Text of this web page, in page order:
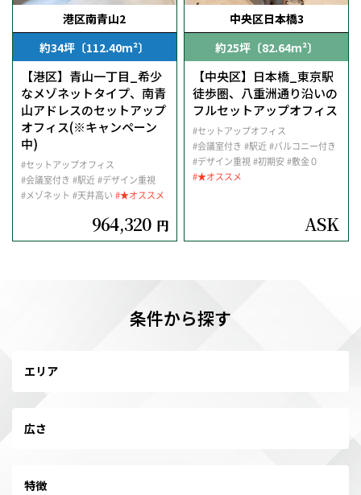
港区南青山2
約34坪〔112.40m²〕
【港区】青山一丁目_希少
なメゾネットタイプ、南青
山アドレスのセットアップ
オフィス(※キャンペーン
中)
#セットアップオフィス
#会議室付き #駅近 #デザイン重視
#メゾネット #天井高い #★オススメ
964,320 円
中央区日本橋3
約25坪〔82.64m²〕
【中央区】日本橋_東京駅
徒歩圏、八重洲通り沿いの
フルセットアップオフィス
#セットアップオフィス
#会議室付き #駅近 #バルコニー付き
#デザイン重視#初期安 #敷金０
#★オススメ
ASK
条件から探す
エリア
広さ
特徴